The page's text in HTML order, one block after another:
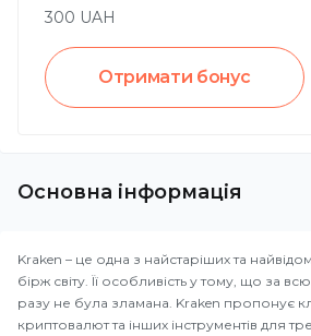
300 UAH
Отримати бонус
Основна інформація
Kraken – це одна з найстаріших та
бірж світу. Її особливість у тому, що за
разу не була зламана. Kraken пропонує
криптовалют та інших інструментів для